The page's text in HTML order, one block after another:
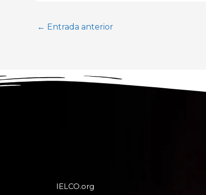
← Entrada anterior
IELCO.org